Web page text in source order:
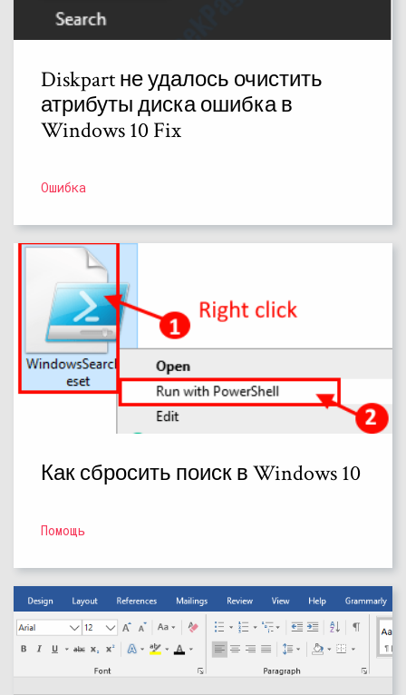
Diskpart не удалось очистить
атрибуты диска ошибка в
Windows 10 Fix
Ошибка
Как сбросить поиск в Windows 10
Помощь